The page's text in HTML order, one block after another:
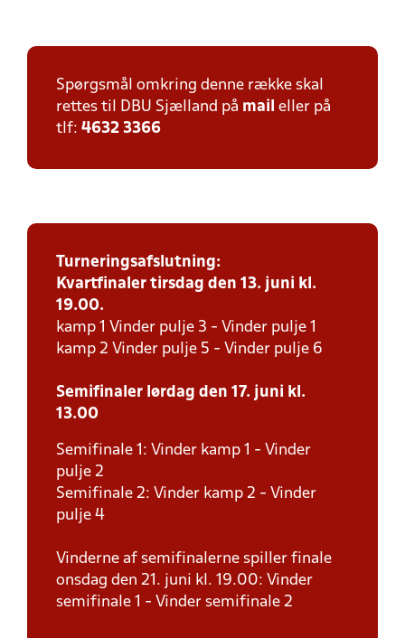
Spørgsmål omkring denne række skal
rettes til DBU Sjælland på mail eller på
tlf: 4632 3366
Turneringsafslutning:
Kvartfinaler tirsdag den 13. juni kl.
19.00.
kamp 1 Vinder pulje 3 - Vinder pulje 1
kamp 2 Vinder pulje 5 - Vinder pulje 6
Semifinaler lørdag den 17. juni kl.
13.00
Semifinale 1: Vinder kamp 1 - Vinder
pulje 2
Semifinale 2: Vinder kamp 2 - Vinder
pulje 4
Vinderne af semifinalerne spiller finale
onsdag den 21. juni kl. 19.00: Vinder
semifinale 1 - Vinder semifinale 2